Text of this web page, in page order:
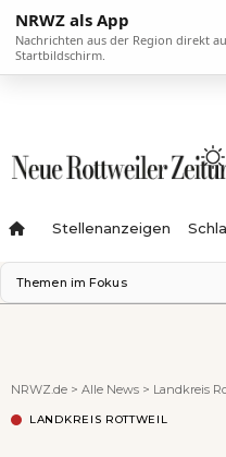
NRWZ als App
Nachrichten aus der Region direkt
Startbildschirm.
Stellenanzeigen
Themen im Fokus
Ferienzauber '26
Testturm
NRWZ.de > Alle News > Landkreis
LANDKREIS ROTTWEIL